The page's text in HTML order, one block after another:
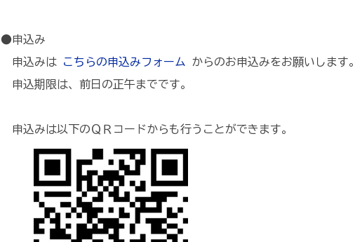
●申込み
申込みは
こちらの申込みフォーム
からのお申込みをお願いします。
申込期限は、前日の正午までです。
申込みは以下のＱＲコードからも行うことができます。